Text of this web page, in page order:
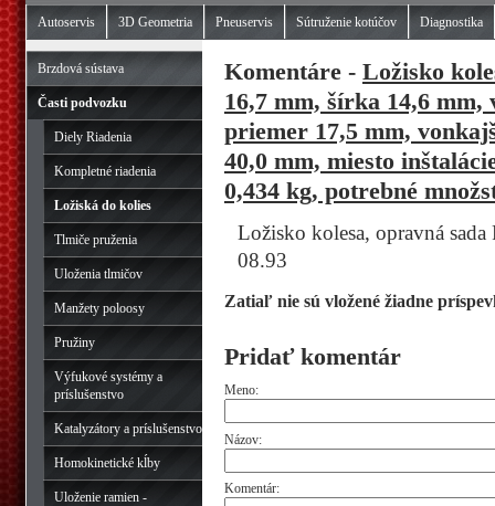
Autoservis 3D Geometria Pneuservis Sútruženie kotúčov Diagnostika
Brzdová sústava
Časti podvozku
Diely Riadenia
Kompletné riadenia
Ložiská do kolies
Tlmiče pruženia
Uloženia tlmičov
Manžety poloosy
Pružiny
Výfukové systémy a
príslušenstvo
Katalyzátory a príslušenstvo
Homokinetické kĺby
Uloženie ramien -
Komentáre - Ložisko
16,7 mm, šírka 14,6
priemer 17,5 mm,
40,0 mm, miesto
0,434 kg, potrebné
Ložisko kolesa, opravná
08.93
Zatiaľ nie sú vložené žiadne
Pridať komentár
Meno:
Názov:
Komentár: